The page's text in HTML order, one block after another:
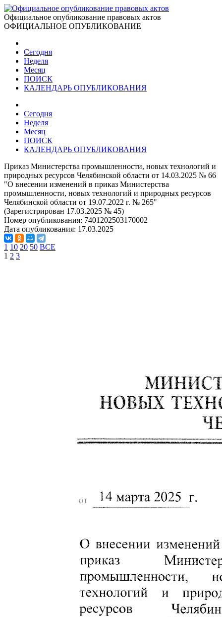
Официальное опубликование правовых актов
ОФИЦИАЛЬНОЕ ОПУБЛИКОВАНИЕ
Сегодня
Неделя
Месяц
ПОИСК
КАЛЕНДАРЬ ОПУБЛИКОВАНИЯ
Сегодня
Неделя
Месяц
ПОИСК
КАЛЕНДАРЬ ОПУБЛИКОВАНИЯ
Приказ Министерства промышленности, новых технологий и
природных ресурсов Челябинской области от 14.03.2025 № 66
"О внесении изменений в приказ Министерства
промышленности, новых технологий и природных ресурсов
Челябинской области от 19.07.2022 г. № 265"
(Зарегистрирован 17.03.2025 № 45)
Номер опубликования: 7401202503170002
Дата опубликования: 17.03.2025
1 10 20 50 ВСЕ
1 2 3